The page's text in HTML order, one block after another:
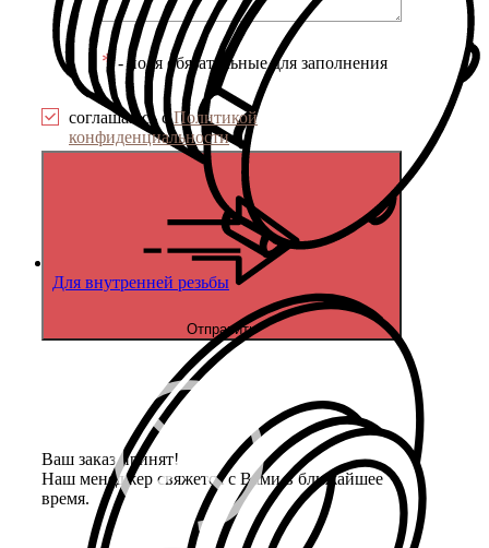
Для внутренней резьбы
* - поля обязательные для заполнения
соглашаюсь сПолитикой
конфиденциальности
Отправить
Ваш заказ принят!
Наш менеджер свяжется с Вами в ближайшее
время.